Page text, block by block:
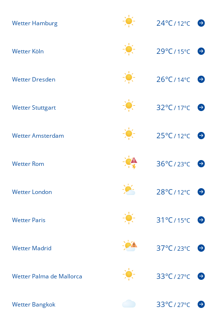
Wetter Hamburg 24°C/12°C
Wetter Köln 29°C/15°C
Wetter Dresden 26°C/14°C
Wetter Stuttgart 32°C/17°C
Wetter Amsterdam 25°C/12°C
Wetter Rom 36°C/23°C
Wetter London 28°C/12°C
Wetter Paris 31°C/15°C
Wetter Madrid 37°C/23°C
Wetter Palma de Mallorca 33°C/27°C
Wetter Bangkok 33°C/27°C